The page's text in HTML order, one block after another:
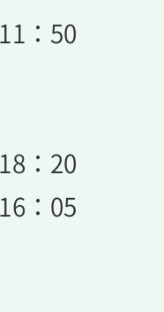
：50
：20
：05